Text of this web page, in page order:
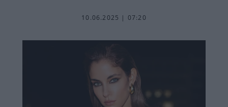
10.06.2025 | 07:20